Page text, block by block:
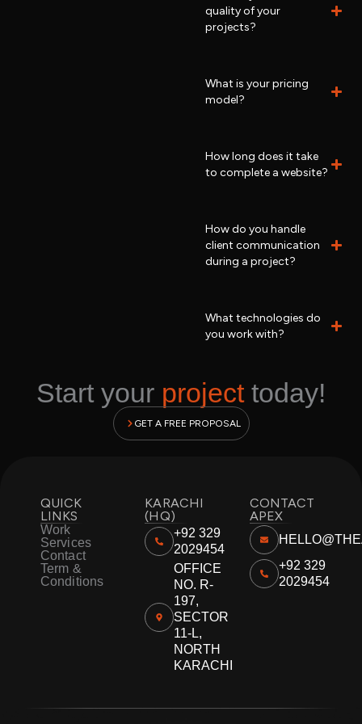
quality of your
projects?
What is your pricing
model?
How long does it take
to complete a website?
How do you handle
client communication
during a project?
What technologies do
you work with?
Start your projecttoday!
GET A FREE PROPOSAL
QUICK
LINKS
Work
Services
Contact
Term &
Conditions
KARACHI
(HQ)
+92 329
2029454
OFFICE
NO. R-
197,
SECTOR
11-L,
NORTH
KARACHI
CONTACT
APEX
+92 329
2029454